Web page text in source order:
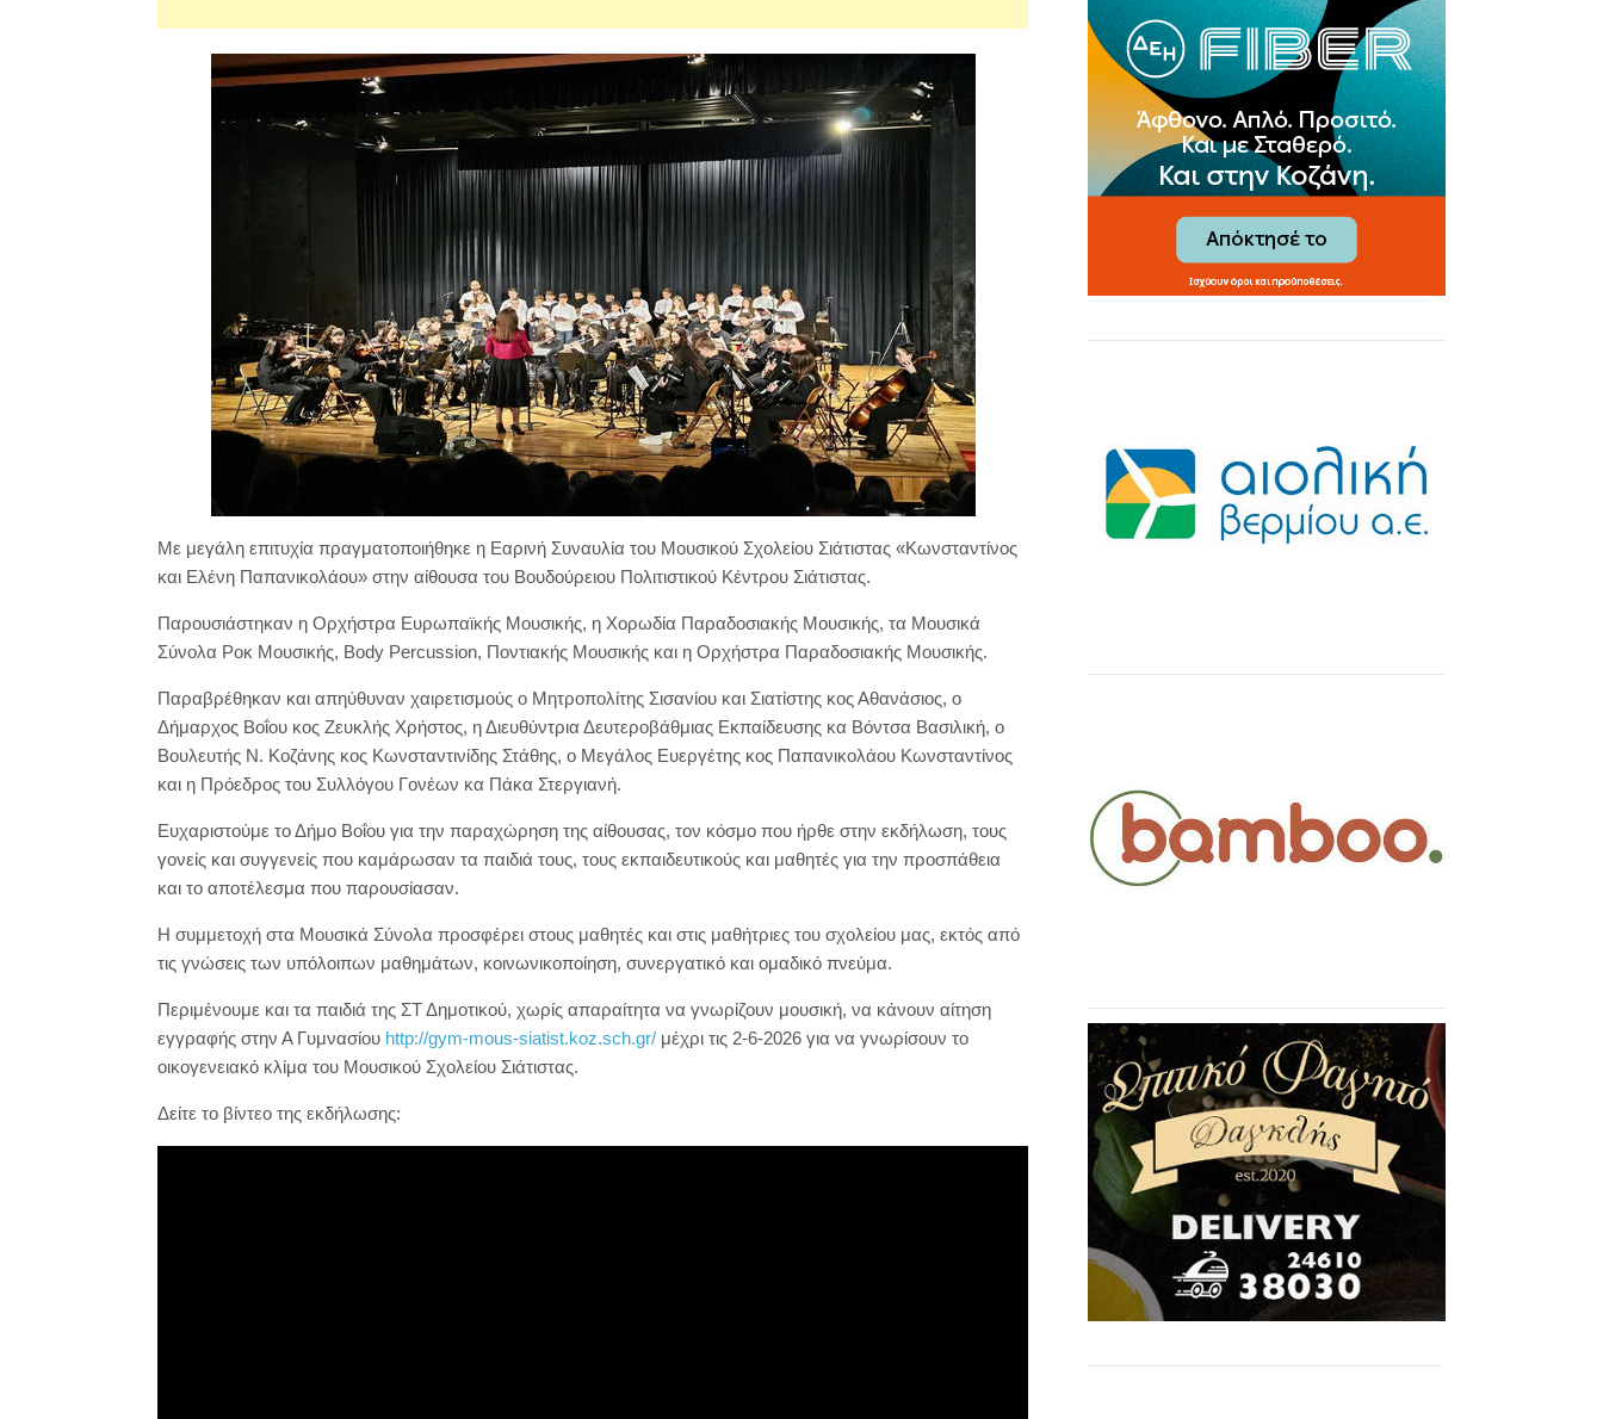
Με μεγάλη επιτυχία πραγματοποιήθηκε η Εαρινή Συναυλία του Μουσικού Σχολείου Σιάτιστας «Κωνσταντίνος
και Ελένη Παπανικολάου» στην αίθουσα του Βουδούρειου Πολιτιστικού Κέντρου Σιάτιστας.
Παρουσιάστηκαν η Ορχήστρα Ευρωπαϊκής Μουσικής, η Χορωδία Παραδοσιακής Μουσικής, τα Μουσικά
Σύνολα Ροκ Μουσικής, Body Percussion, Ποντιακής Μουσικής και η Ορχήστρα Παραδοσιακής Μουσικής.
Παραβρέθηκαν και απηύθυναν χαιρετισμούς ο Μητροπολίτης Σισανίου και Σιατίστης κος Αθανάσιος, ο
Δήμαρχος Βοΐου κος Ζευκλής Χρήστος, η Διευθύντρια Δευτεροβάθμιας Εκπαίδευσης κα Βόντσα Βασιλική, ο
Βουλευτής Ν. Κοζάνης κος Κωνσταντινίδης Στάθης, ο Μεγάλος Ευεργέτης κος Παπανικολάου Κωνσταντίνος
και η Πρόεδρος του Συλλόγου Γονέων κα Πάκα Στεργιανή.
Ευχαριστούμε το Δήμο Βοΐου για την παραχώρηση της αίθουσας, τον κόσμο που ήρθε στην εκδήλωση, τους
γονείς και συγγενείς που καμάρωσαν τα παιδιά τους, τους εκπαιδευτικούς και μαθητές για την προσπάθεια
και το αποτέλεσμα που παρουσίασαν.
Η συμμετοχή στα Μουσικά Σύνολα προσφέρει στους μαθητές και στις μαθήτριες του σχολείου μας, εκτός από
τις γνώσεις των υπόλοιπων μαθημάτων, κοινωνικοποίηση, συνεργατικό και ομαδικό πνεύμα.
Περιμένουμε και τα παιδιά της ΣΤ Δημοτικού, χωρίς απαραίτητα να γνωρίζουν μουσική, να κάνουν αίτηση
εγγραφής στην Α Γυμνασίου http://gym-mous-siatist.koz.sch.gr/ μέχρι τις 2-6-2026 για να γνωρίσουν το
οικογενειακό κλίμα του Μουσικού Σχολείου Σιάτιστας.
Δείτε το βίντεο της εκδήλωσης: